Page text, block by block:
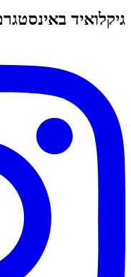
גיקלואיד